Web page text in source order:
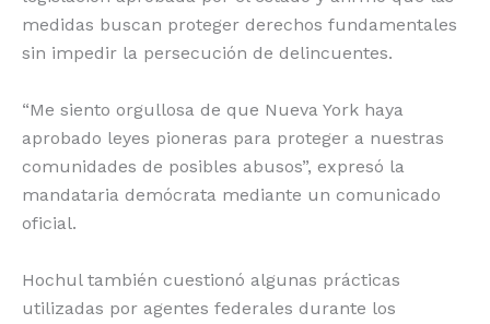
medidas buscan proteger derechos fundamentales
sin impedir la persecución de delincuentes.
“Me siento orgullosa de que Nueva York haya
aprobado leyes pioneras para proteger a nuestras
comunidades de posibles abusos”, expresó la
mandataria demócrata mediante un comunicado
oficial.
Hochul también cuestionó algunas prácticas
utilizadas por agentes federales durante los